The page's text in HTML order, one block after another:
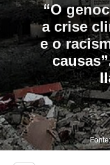
“O
a crise
e o